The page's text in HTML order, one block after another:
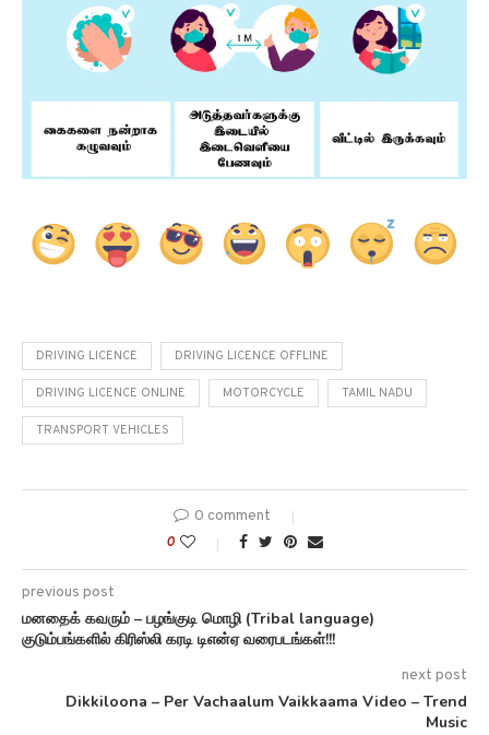
DRIVING LICENCE DRIVING LICENCE OFFLINE
DRIVING LICENCE ONLINE MOTORCYCLE TAMIL NADU
TRANSPORT VEHICLES
0 comment
0
previous post
மனதைக் கவரும் – பழங்குடி மொழி (Tribal language)
குடும்பங்களில் கிரிஸ்லி கரடி டிஎன்ஏ வரைபடங்கள்!!!
next post
Dikkiloona – Per Vachaalum Vaikkaama Video – Trend
Music